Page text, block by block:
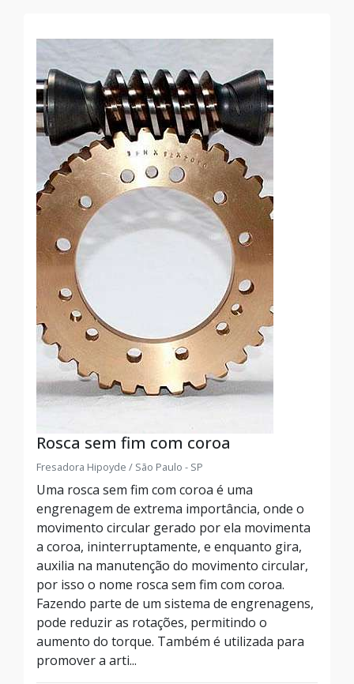
Rosca sem fim com coroa
Fresadora Hipoyde / São Paulo - SP
Uma rosca sem fim com coroa é uma
engrenagem de extrema importância, onde o
movimento circular gerado por ela movimenta
a coroa, ininterruptamente, e enquanto gira,
auxilia na manutenção do movimento circular,
por isso o nome rosca sem fim com coroa.
Fazendo parte de um sistema de engrenagens,
pode reduzir as rotações, permitindo o
aumento do torque. Também é utilizada para
promover a arti...